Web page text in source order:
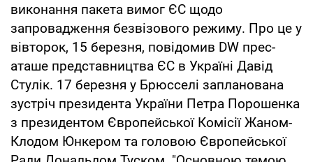
виконання пакета вимог ЄС щодо
запровадження безвізового режиму. Про це у
вівторок, 15 березня, повідомив DW прес-
аташе представництва ЄС в Україні Давід
Стулік. 17 березня у Брюсселі запланована
зустріч президента України Петра Порошенка
з президентом Європейської Комісії Жаном-
Клодом Юнкером та головою Європейської